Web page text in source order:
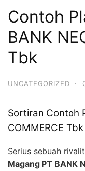
Contoh
BANK
Tbk
UNCATEGORIZED ·
Sortiran Contoh
COMMERCE
Serius sebuah
Magang PT BANK